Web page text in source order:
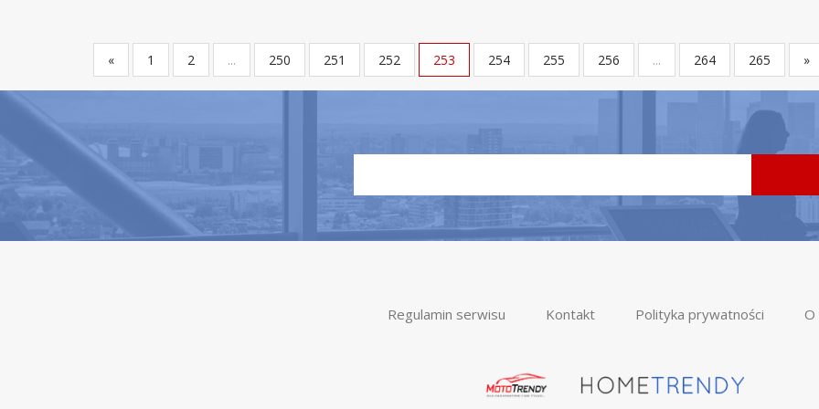
« 1 2 ... 250 251 252 253 254 255 256 ... 264 265 »
Regulamin serwisu Kontakt Polityka prywatności O